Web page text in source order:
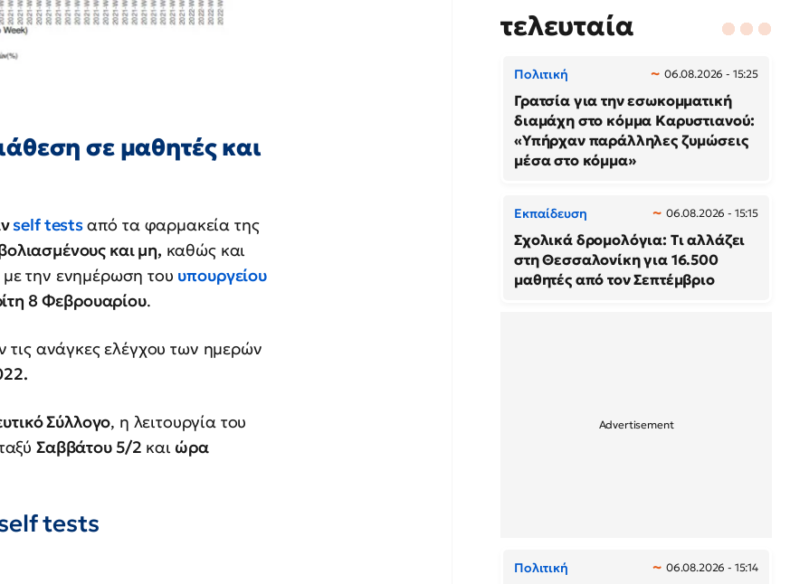
σε μαθητές και
self testsαπό τα φαρμακεία της
και μη, καθώς και
την ενημέρωση του υπουργείου
8 Φεβρουαρίου.
τις ανάγκες ελέγχου των ημερών
Σύλλογο, η λειτουργία του
Σαββάτου 5/2 και ώρα
tests
τελευταία
Πολιτική 06.08.2026 - 15:25
Γρατσία για την εσωκομματική
διαμάχη στο κόμμα Καρυστιανού:
«Υπήρχαν παράλληλες ζυμώσεις
μέσα στο κόμμα»
Εκπαίδευση 06.08.2026 - 15:15
Σχολικά δρομολόγια: Τι αλλάζει
στη Θεσσαλονίκη για 16.500
μαθητές από τον Σεπτέμβριο
Πολιτική 06.08.2026 - 15:14